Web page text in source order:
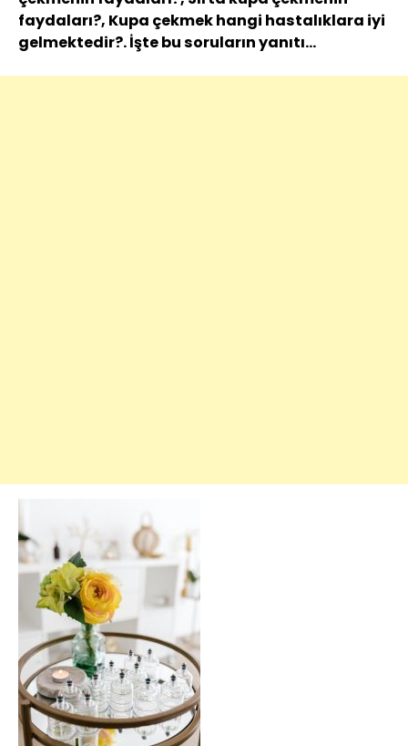
faydaları?, Kupa çekmek hangi hastalıklara iyi
gelmektedir?. İşte bu soruların yanıtı…